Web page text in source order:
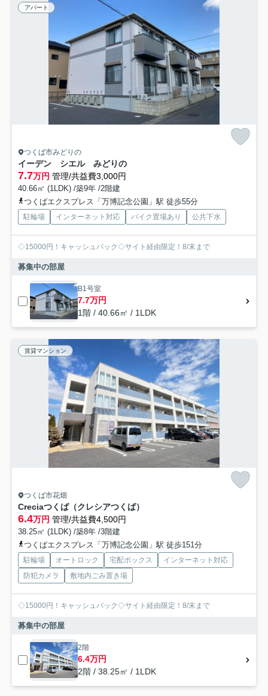
アパート
つくば市みどりの
イーデン シエル みどりの
7.7万円 管理/共益費3,000円
40.66㎡ (1LDK) /築9年 /2階建
つくばエクスプレス「万博記念公園」駅 徒歩55分
駐輪場 インターネット対応 バイク置場あり 公共下水
◇15000円！キャッシュバック◇サイト経由限定！8/末まで
募集中の部屋
B1号室
7.7万円
1階 / 40.66㎡ / 1LDK
賃貸マンション
つくば市花畑
Creciaつくば（クレシアつくば）
6.4万円 管理/共益費4,500円
38.25㎡ (1LDK) /築8年 /3階建
つくばエクスプレス「万博記念公園」駅 徒歩151分
駐輪場 オートロック 宅配ボックス
インターネット対応
防犯カメラ
敷地内ごみ置き場
◇15000円！キャッシュバック◇サイト経由限定！8/末まで
募集中の部屋
2階
6.4万円
2階 / 38.25㎡ / 1LDK